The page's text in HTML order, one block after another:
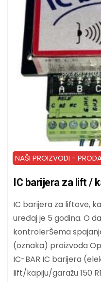
NAŠI PROIZVODI -
IC barijera za lift /
IC barijera za liftove,
uređaj je 5 godina. O
kontrolerŠema
(oznaka) proizvoda
IC-BAR IC barijera
lift/kapiju/garažu 150